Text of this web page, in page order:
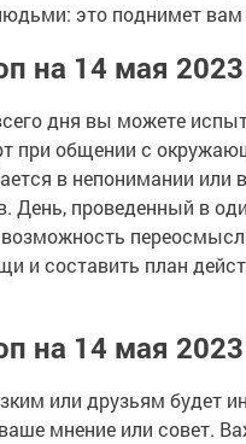
это поднимет вам
на 14 мая
дня вы можете
при общении с
в непонимании или
День, проведенный в
и составить план
на 14 мая
или друзьям будет
мнение или совет.